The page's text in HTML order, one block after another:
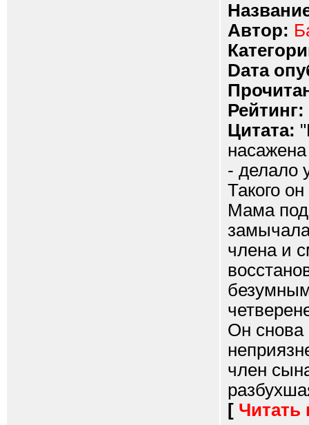
Автор:
Dата
Рейтинг:
Цитата:
- делало
Такого
Мама
члена и
Он снова
член
[ Читать